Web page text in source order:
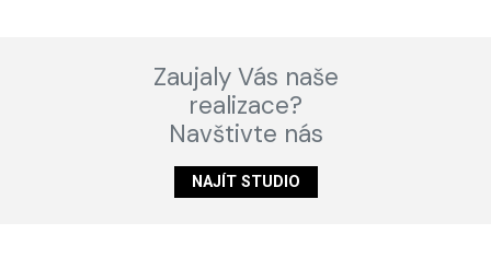
Zaujaly Vás naše
realizace?
Navštivte nás
NAJÍT STUDIO